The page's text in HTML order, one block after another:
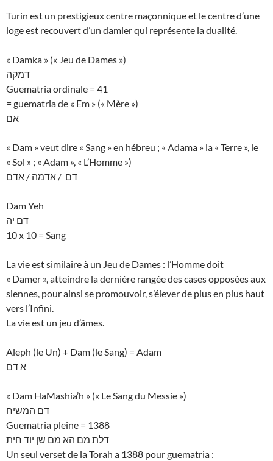
Turin est un prestigieux centre maçonnique et le centre d’une
loge est recouvert d’un damier qui représente la dualité.
« Damka » (« Jeu de Dames »)
דמקה
Guematria ordinale = 41
= guematria de « Em » (« Mère »)
אם
« Dam » veut dire « Sang » en hébreu ; « Adama » la « Terre », le
« Sol » ; « Adam », « L’Homme »)
דם / אדמה / אדם
Dam Yeh
דם יה
10 x 10 = Sang
La vie est similaire à un Jeu de Dames : l’Homme doit
« Damer », atteindre la dernière rangée des cases opposées aux
siennes, pour ainsi se promouvoir, s’élever de plus en plus haut
vers l’Infini.
La vie est un jeu d’âmes.
Aleph (le Un) + Dam (le Sang) = Adam
א דם
« Dam HaMashia’h » (« Le Sang du Messie »)
דם המשיח
Guematria pleine = 1388
דלת מם הא מם שן יוד חית
Un seul verset de la Torah a 1388 pour guematria :